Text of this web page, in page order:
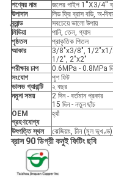
পণ্যের নাম
জলের পাইপ 1''X3/4''
উপাদান
লিড ফ্রি ব্রাস বডি, অ-
ব্র্যান্ড
সবচেয়ে ভালো উপায়
মিডিয়া
পানি, তেল, গ্যাস
পৃষ্ঠতল
প্রাকৃতিক পিতল
আকার
3/8"x3/8", 1/2"x1/
1/2", 2"x2"
পরীক্ষার চাপ
0.6MPa - 0.8MPa
সংযোগ
পুশ ফিট
ভালভ গ্যারান্টি
২ বছর
নমুনা সময়
2 দিন - বর্তমান প্রকার
15 দিন - নতুন ছাঁচ
OEM
গ্রহণযোগ্য
হ্যাঁ
উৎপত্তি স্থল ঝেজিয়াং, চীন (মূল ভূখণ্ড)
ব্রাস 90 ডিগ্রী কনুই ফিটিং ছবি